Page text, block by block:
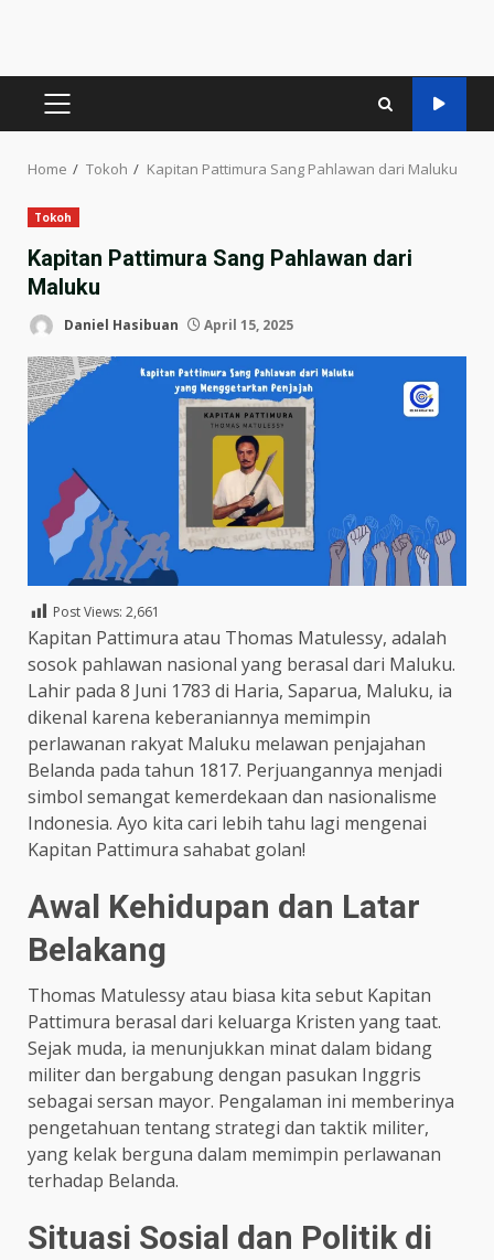
PRIMARY
Home Tokoh Kapitan Pattimura Sang Pahlawan dari Maluku
Tokoh
Kapitan Pattimura Sang Pahlawan dari
Maluku
Daniel Hasibuan April 15, 2025
Post Views: 2,661
Kapitan Pattimura atau Thomas Matulessy, adalah
sosok pahlawan nasional yang berasal dari Maluku.
Lahir pada 8 Juni 1783 di Haria, Saparua, Maluku, ia
dikenal karena keberaniannya memimpin
perlawanan rakyat Maluku melawan penjajahan
Belanda pada tahun 1817. Perjuangannya menjadi
simbol semangat kemerdekaan dan nasionalisme
Indonesia.​ Ayo kita cari lebih tahu lagi mengenai
Kapitan Pattimura sahabat golan!
Awal Kehidupan dan Latar
Belakang
Thomas Matulessy atau biasa kita sebut Kapitan
Pattimura berasal dari keluarga Kristen yang taat.
Sejak muda, ia menunjukkan minat dalam bidang
militer dan bergabung dengan pasukan Inggris
sebagai sersan mayor. Pengalaman ini memberinya
pengetahuan tentang strategi dan taktik militer,
yang kelak berguna dalam memimpin perlawanan
terhadap Belanda.​
Situasi Sosial dan Politik di